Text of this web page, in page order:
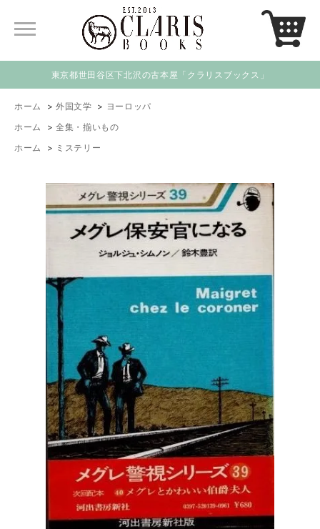
東京都世田谷区下北沢の古本屋「クラリスブックス」
ホーム > 外国文学 > ヨーロッパ
ホーム
> 全集・揃いもの
ホーム
> ミステリー